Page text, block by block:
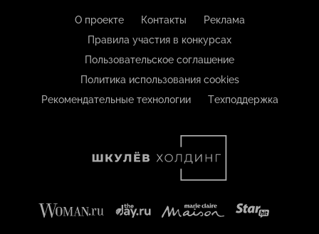
О проекте Контакты
Реклама
Правила участия в конкурсах
Пользовательское соглашение
Политика использования cookies
Рекомендательные технологии
Техподдержка